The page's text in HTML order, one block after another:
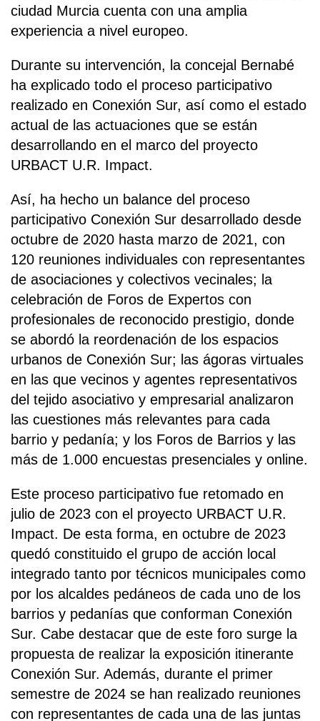
ciudad Murcia cuenta con una amplia
experiencia a nivel europeo.
Durante su intervención, la concejal Bernabé
ha explicado todo el proceso participativo
realizado en Conexión Sur, así como el estado
actual de las actuaciones que se están
desarrollando en el marco del proyecto
URBACT U.R. Impact.
Así, ha hecho un balance del proceso
participativo Conexión Sur desarrollado desde
octubre de 2020 hasta marzo de 2021, con
120 reuniones individuales con representantes
de asociaciones y colectivos vecinales; la
celebración de Foros de Expertos con
profesionales de reconocido prestigio, donde
se abordó la reordenación de los espacios
urbanos de Conexión Sur; las ágoras virtuales
en las que vecinos y agentes representativos
del tejido asociativo y empresarial analizaron
las cuestiones más relevantes para cada
barrio y pedanía; y los Foros de Barrios y las
más de 1.000 encuestas presenciales y online.
Este proceso participativo fue retomado en
julio de 2023 con el proyecto URBACT U.R.
Impact. De esta forma, en octubre de 2023
quedó constituido el grupo de acción local
integrado tanto por técnicos municipales como
por los alcaldes pedáneos de cada uno de los
barrios y pedanías que conforman Conexión
Sur. Cabe destacar que de este foro surge la
propuesta de realizar la exposición itinerante
Conexión Sur. Además, durante el primer
semestre de 2024 se han realizado reuniones
con representantes de cada una de las juntas